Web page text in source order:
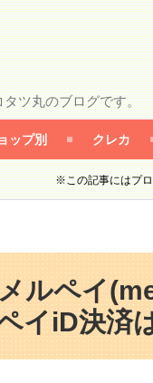
ツ丸のブログです。
ップ別 クレカ
※この記事にはプ
ルペイ
イiD決済